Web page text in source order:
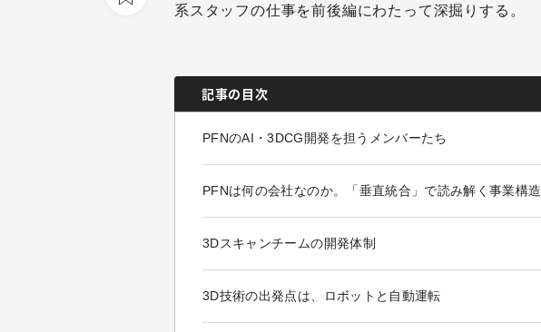
系スタッフの仕事を前後編にわたって深掘りする。
記事の目次
PFNのAI・3DCG開発を担うメンバーたち
PFNは何の会社なのか。「垂直統合」で読み解く事業構造
3Dスキャンチームの開発体制
3D技術の出発点は、ロボットと自動運転